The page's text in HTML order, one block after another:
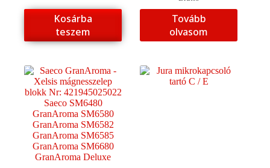
Kosárba
teszem
Tovább
olvasom